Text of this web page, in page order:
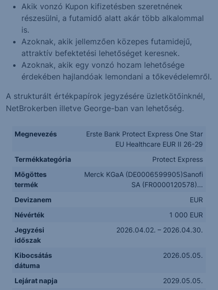
Akik vonzó Kupon kifizetésben szeretnének
részesülni, a futamidő alatt akár több alkalommal
is.
Azoknak, akik jellemzően közepes futamidejű,
attraktív befektetési lehetőséget keresnek.
Azoknak, akik egy vonzó hozam lehetősége
érdekében hajlandóak lemondani a tőkevédelemről.
A strukturált értékpapírok jegyzésére üzletkötőinknél,
NetBrokerben illetve George-ban van lehetőség.
Megnevezés
Erste Bank Protect Express One Star
EU Healthcare EUR II 26-29
Termékkategória
Protect Express
Mögöttes
termék
Merck KGaA (DE0006599905)Sanofi
SA (FR0000120578)...
Devizanem
EUR
Névérték
1 000 EUR
Jegyzési
időszak
2026.04.02. – 2026.04.30.
Kibocsátás
dátuma
2026.05.05.
Lejárat napja 2029.05.05.